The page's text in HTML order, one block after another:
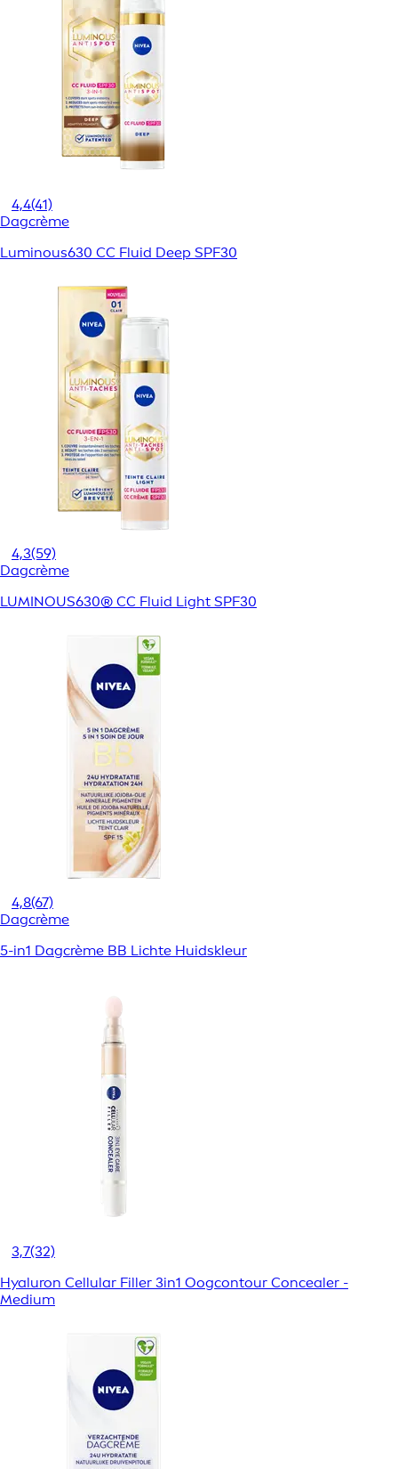
4,4(41)
Dagcrème
Luminous630 CC Fluid Deep SPF30
4,3(59)
Dagcrème
LUMINOUS630® CC Fluid Light SPF30
4,8(67)
Dagcrème
5-in1 Dagcrème BB Lichte Huidskleur
3,7(32)
Hyaluron Cellular Filler 3in1 Oogcontour Concealer -
Medium